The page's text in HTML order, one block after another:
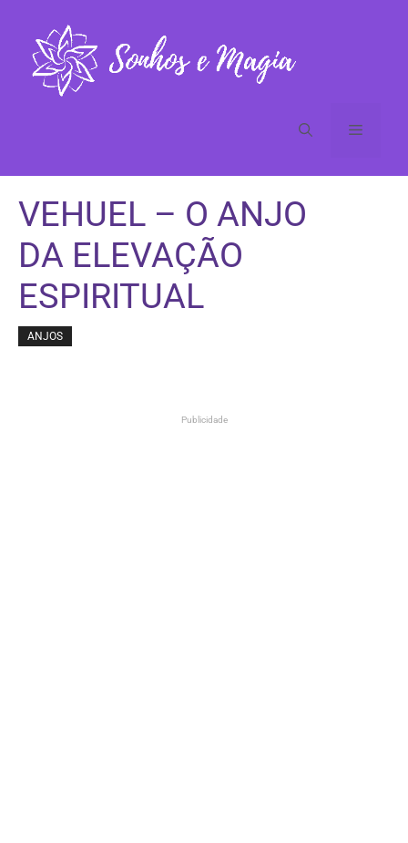
conteúdo
Menu
VEHUEL – O ANJO
DA ELEVAÇÃO
ESPIRITUAL
ANJOS
Publicidade